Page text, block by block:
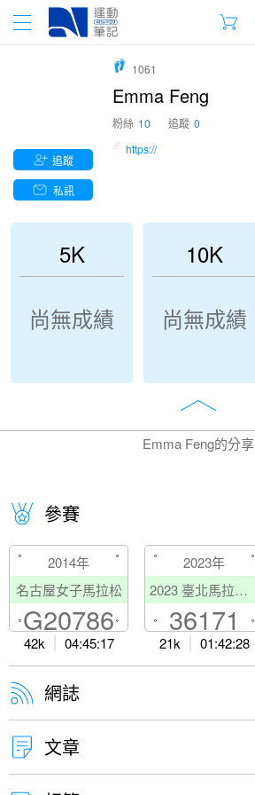
追蹤
私訊
1061
Emma Feng
粉絲 10 追蹤 0
https://
5K
尚無成績
10K
尚無成績
Emma Feng的分享
參賽
2014年
名古屋女子馬拉松
G20786
42k 04:45:17
2023年
2023 臺北馬拉松TAIPEI MARATHON
36171
21k 01:42:28
網誌
文章